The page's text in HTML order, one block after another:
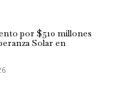
por $510 millones
Solar en